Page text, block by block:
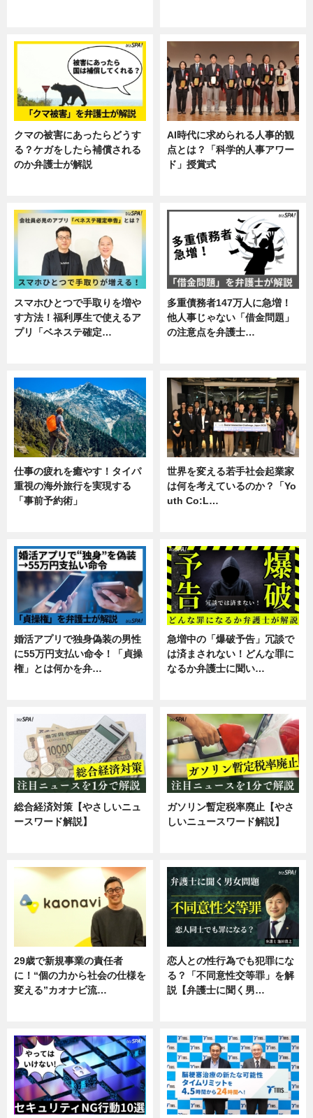
クマの被害にあったらどうす
る？ケガをしたら補償される
のか弁護士が解説
AI時代に求められる人事的観
点とは？「科学的人事アワー
ド」授賞式
スマホひとつで手取りを増や
す方法！福利厚生で使えるア
プリ「ベネステ確定…
多重債務者147万人に急増！
他人事じゃない「借金問題」
の注意点を弁護士…
仕事の疲れを癒やす！タイパ
重視の海外旅行を実現する
「事前予約術」
世界を変える若手社会起業家
は何を考えているのか？「Yo
uth Co:L…
婚活アプリで独身偽装の男性
に55万円支払い命令！「貞操
権」とは何かを弁…
急増中の「爆破予告」冗談で
は済まされない！どんな罪に
なるか弁護士に聞い…
総合経済対策【やさしいニュ
ースワード解説】
ガソリン暫定税率廃止【やさ
しいニュースワード解説】
29歳で新規事業の責任者
に！“個の力から社会の仕様を
変える”カオナビ流…
恋人との性行為でも犯罪にな
る？「不同意性交等罪」を解
説【弁護士に聞く男…